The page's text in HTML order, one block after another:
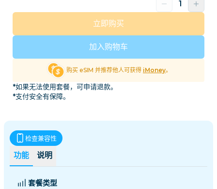
加入购物车
立即购买
购买 eSIM 并推荐他人可获得 iMoney。
*如果无法使用套餐，可申请退款。
*支付安全有保障。
功能 说明
检查兼容性
套餐类型